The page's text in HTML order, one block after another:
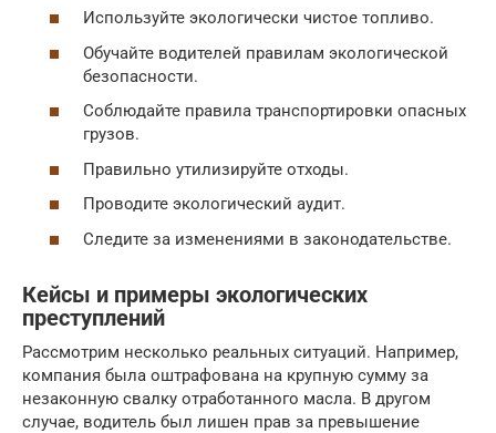
Используйте экологически чистое топливо.
Обучайте водителей правилам экологической
безопасности.
Соблюдайте правила транспортировки опасных
грузов.
Правильно утилизируйте отходы.
Проводите экологический аудит.
Следите за изменениями в законодательстве.
Кейсы и примеры экологических
преступлений
Рассмотрим несколько реальных ситуаций. Например,
компания была оштрафована на крупную сумму за
незаконную свалку отработанного масла. В другом
случае, водитель был лишен прав за превышение